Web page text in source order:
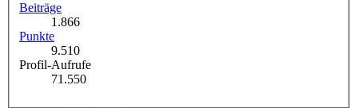
Beiträge
1.866
Punkte
9.510
Profil-Aufrufe
71.550